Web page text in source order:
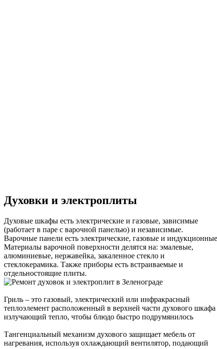
Духовки и электроплиты
Духовые шкафы есть электрические и газовые, зависимые
(работает в паре с варочной панелью) и независимые.
Варочные панели есть электрические, газовые и
Материалы варочной поверхности делятся на: эмалевые,
алюминиевые, нержавейка, закаленное стекло и
стеклокерамика. Также приборы есть встраиваемые и
отдельностоящие плиты.
Гриль – это газовый, электрический или инфракрасный
теплоэлемент расположенный в верхней части духового шкафа
излучающий тепло, чтобы блюдо быстро подрумянилось
Тангенциальный механизм духового защищает мебель от
нагревания, используя охлаждающий вентилятор, подающий